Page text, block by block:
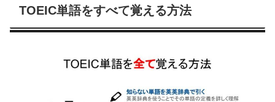
TOEIC単語をすべて覚える方法